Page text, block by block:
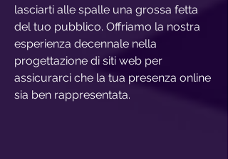
lasciarti alle spalle una grossa fetta
del tuo pubblico. Offriamo la nostra
esperienza decennale nella
progettazione di siti web per
assicurarci che la tua presenza online
sia ben rappresentata.